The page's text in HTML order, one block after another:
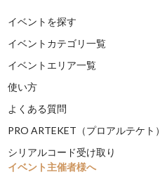
イベントを探す
イベントカテゴリ一覧
イベントエリア一覧
使い方
よくある質問
PRO ARTEKET（プロアルテケト）
シリアルコード受け取り
イベント主催者様へ